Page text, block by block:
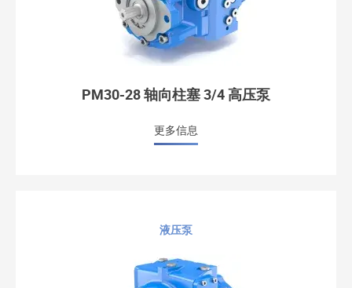
PM30-28 轴向柱塞 3/4 高压泵
更多信息
液压泵